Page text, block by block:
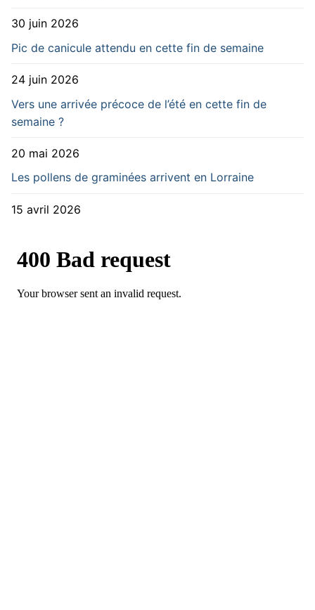
30 juin 2026
Pic de canicule attendu en cette fin de semaine
24 juin 2026
Vers une arrivée précoce de l’été en cette fin de
semaine ?
20 mai 2026
Les pollens de graminées arrivent en Lorraine
15 avril 2026